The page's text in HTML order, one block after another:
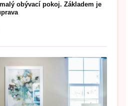
obývací pokoj. Základem je